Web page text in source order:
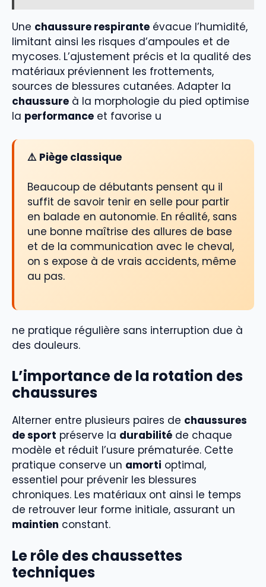
Une chaussure respirante évacue l’humidité,
limitant ainsi les risques d’ampoules et de
mycoses. L’ajustement précis et la qualité des
matériaux préviennent les frottements,
sources de blessures cutanées. Adapter la
chaussure à la morphologie du pied optimise
la performance et favorise u
⚠️ Piège classique
Beaucoup de débutants pensent qu il
suffit de savoir tenir en selle pour partir
en balade en autonomie. En réalité, sans
une bonne maîtrise des allures de base
et de la communication avec le cheval,
on s expose à de vrais accidents, même
au pas.
ne pratique régulière sans interruption due à
des douleurs.
L’importance de la rotation des
chaussures
Alterner entre plusieurs paires de chaussures
de sport préserve la durabilité de chaque
modèle et réduit l’usure prématurée. Cette
pratique conserve un amorti optimal,
essentiel pour prévenir les blessures
chroniques. Les matériaux ont ainsi le temps
de retrouver leur forme initiale, assurant un
maintien constant.
Le rôle des chaussettes
techniques